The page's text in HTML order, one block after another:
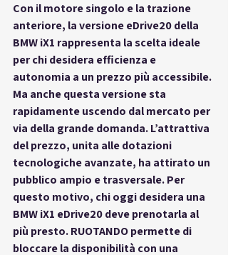
Con il motore singolo e la trazione
anteriore, la versione eDrive20 della
BMW iX1 rappresenta la scelta ideale
per chi desidera efficienza e
autonomia a un prezzo più accessibile.
Ma anche questa versione sta
rapidamente uscendo dal mercato per
via della grande domanda. L’attrattiva
del prezzo, unita alle dotazioni
tecnologiche avanzate, ha attirato un
pubblico ampio e trasversale. Per
questo motivo, chi oggi desidera una
BMW iX1 eDrive20 deve prenotarla al
più presto. RUOTANDO permette di
bloccare la disponibilità con una